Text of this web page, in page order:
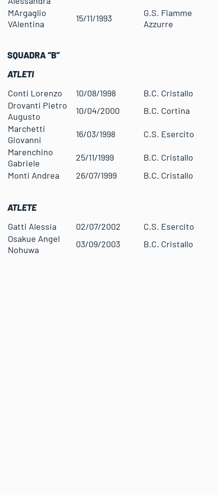
MArgaglio
VAlentina
15/11/1993
G.S. Fiamme
Azzurre
SQUADRA “B”
ATLETI
Conti Lorenzo
10/08/1998
B.C. Cristallo
Drovanti Pietro
Augusto
10/04/2000
B.C. Cortina
Marchetti
Giovanni
16/03/1998
C.S. Esercito
Marenchino
Gabriele
25/11/1999
B.C. Cristallo
Monti Andrea
26/07/1999 B.C. Cristallo
ATLETE
Gatti Alessia
02/07/2002
C.S. Esercito
Osakue Angel
Nohuwa
03/09/2003 B.C. Cristallo